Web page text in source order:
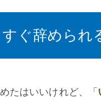
ぐ辞められ
たはいいけれど、「